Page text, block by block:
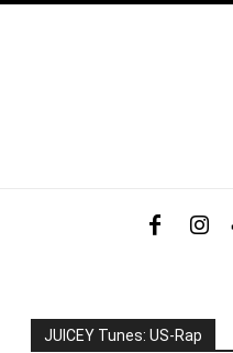
JUICEY Tunes: US-Rap